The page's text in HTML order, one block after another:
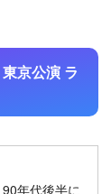
京公演 ラ
年代後半に